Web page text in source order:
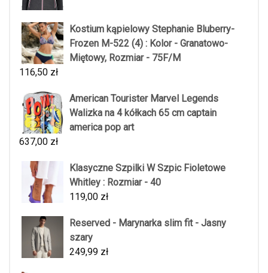
Kostium kąpielowy Stephanie Bluberry-
Frozen M-522 (4) : Kolor - Granatowo-
Miętowy, Rozmiar - 75F/M
116,50 zł
American Tourister Marvel Legends
Walizka na 4 kółkach 65 cm captain
america pop art
637,00 zł
Klasyczne Szpilki W Szpic Fioletowe
Whitley : Rozmiar - 40
119,00 zł
Reserved - Marynarka slim fit - Jasny
szary
249,99 zł